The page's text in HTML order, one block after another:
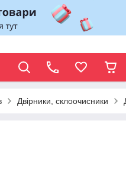
Двірники, склоочисники